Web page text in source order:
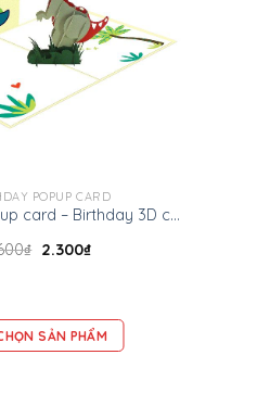
POPUP CARD
Baby Trex pop up card – Birthday 3D card
₫ 2.300₫
SẢN PHẨM